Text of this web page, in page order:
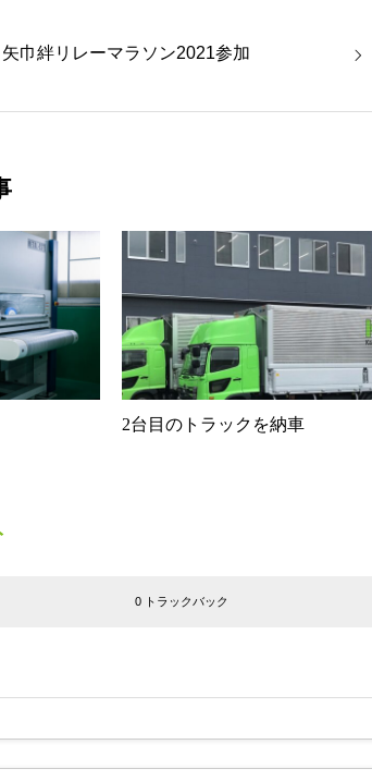
矢巾絆リレーマラソン2021参加
2台目のトラックを納車
0 トラックバック